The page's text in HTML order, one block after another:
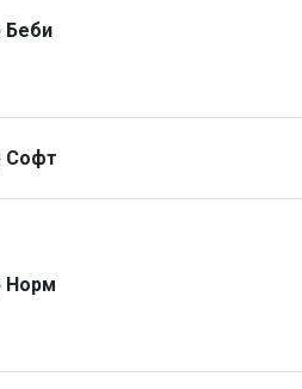
Беби
Софт
Норм